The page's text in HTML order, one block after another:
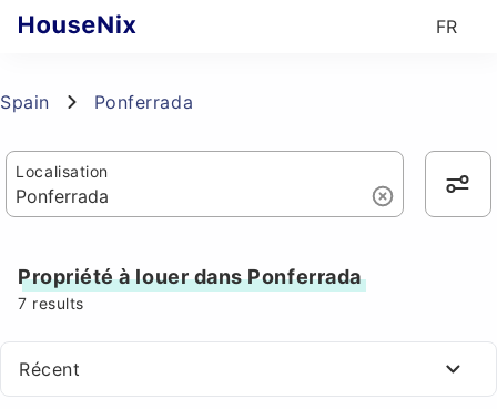
FR
Spain Ponferrada
Localisation
Propriété à louer dans Ponferrada
7 results
Récent